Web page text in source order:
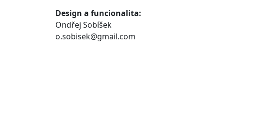
Design a funcionalita:
Ondřej Sobíšek
o.sobisek@gmail.com